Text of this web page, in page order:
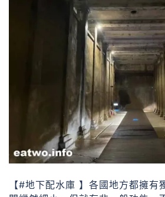
【#地下配水庫 】各國地方都擁有